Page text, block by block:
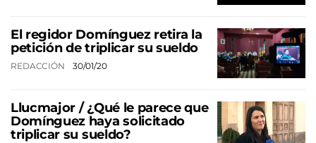
El regidor Domínguez retira la
petición de triplicar su sueldo
REDACCIÓN 30/01/20
Llucmajor / ¿Qué le parece que
Domínguez haya solicitado
triplicar su sueldo?